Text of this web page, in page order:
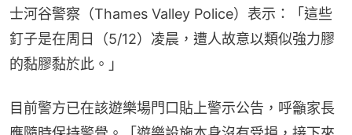
士河谷警察（Thames Valley Police）表示：「這些
釘子是在周日（5/12）凌晨，遭人故意以類似強力膠
的黏膠黏於此。」
目前警方已在該遊樂場門口貼上警示公告，呼籲家長